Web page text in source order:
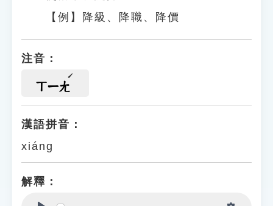
【例】降級、降職、降價
注音：
ㄒㄧㄤ
漢語拼音：
xiáng
解釋：